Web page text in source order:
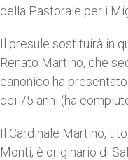
della Pastorale per i
Il presule sostituirà in
Renato Martino, che
canonico ha
dei 75 anni (ha
Il Cardinale Martino,
Monti, è originario di